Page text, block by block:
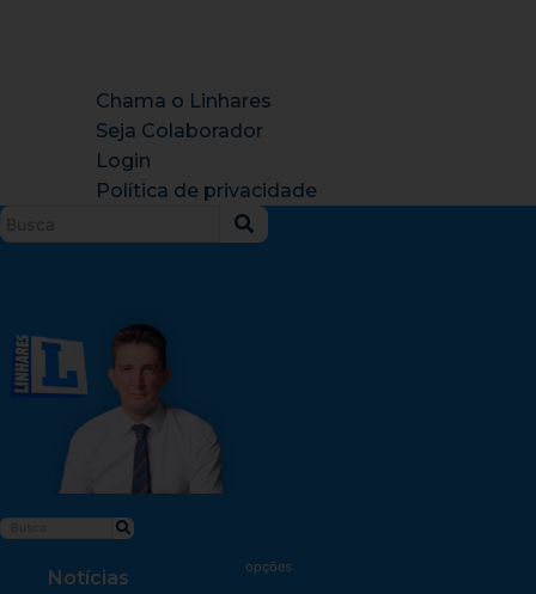
Chama o Linhares
Seja Colaborador
Login
Política de privacidade
Notícias